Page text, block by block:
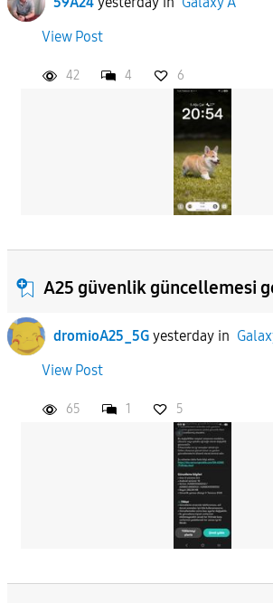
View Post
42 4 6
A25 güvenlik güncellemesi
dromioA25_5G yesterdayin
View Post
65 1 5